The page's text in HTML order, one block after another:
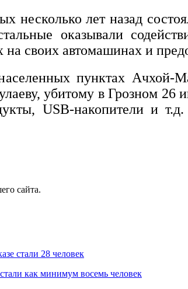
несколько лет назад
оказывали
своих автомашинах и
пунктах Ачхой-
убитому в Грозном
USB-накопители и
сайта.
стали 28 человек
как минимум восемь человек